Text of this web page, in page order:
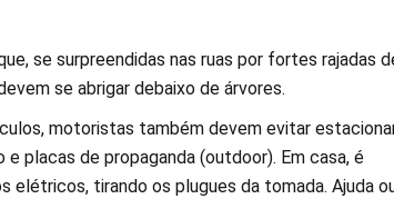
se surpreendidas nas ruas por fortes rajadas
se abrigar debaixo de árvores.
motoristas também devem evitar
placas de propaganda (outdoor). Em casa, é
elétricos, tirando os plugues da tomada. Ajuda